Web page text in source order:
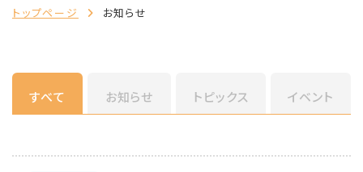
トップページ お知らせ
すべて お知らせ トピックス イベント